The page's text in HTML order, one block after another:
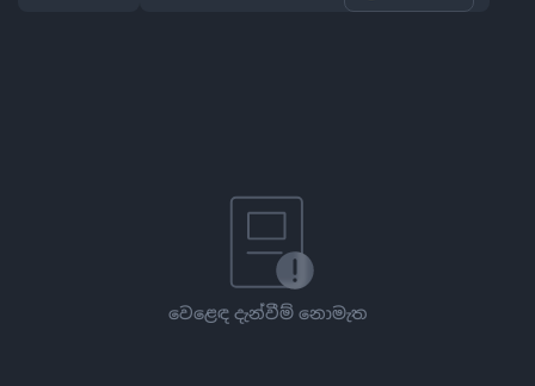
වෙළෙඳ දැන්වීම් නොමැත